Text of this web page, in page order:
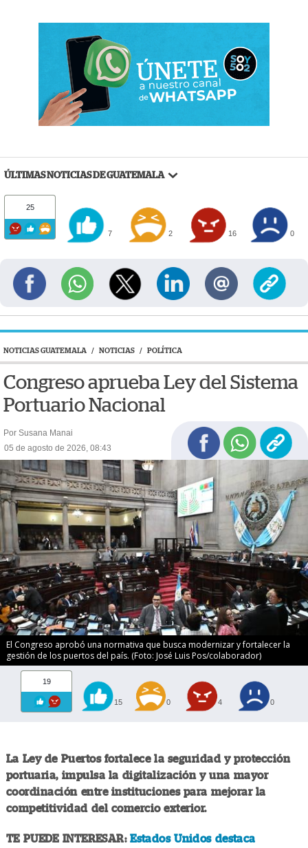
ÚLTIMAS NOTICIAS DE GUATEMALA
25
7 2 16 0
NOTICIAS GUATEMALA / NOTICIAS / POLÍTICA
Congreso aprueba Ley del Sistema
Portuario Nacional
Por Susana Manai
05 de agosto de 2026, 08:43
El Congreso aprobó una normativa que busca modernizar y fortalecer la
gestión de los puertos del país. (Foto: José Luis Pos/colaborador)
19
15 0 4 0
La Ley de Puertos fortalece la seguridad y protección
portuaria, impulsa la digitalización y una mayor
coordinación entre instituciones para mejorar la
competitividad del comercio exterior.
TE PUEDE INTERESAR:Estados Unidos destaca